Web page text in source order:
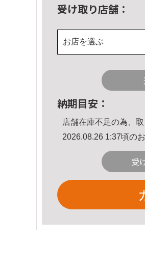
受け取り店舗：
お店を選ぶ
納期目安：
店舗在庫不足の為、
2026.08.26 1:37頃の
受